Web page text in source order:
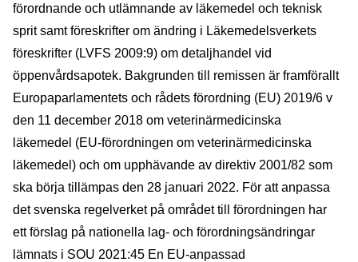
förordnande och utlämnande av läkemedel och teknisk
sprit samt föreskrifter om ändring i Läkemedelsverkets
föreskrifter (LVFS 2009:9) om detaljhandel vid
öppenvårdsapotek. Bakgrunden till remissen är framförallt
Europaparlamentets och rådets förordning (EU) 2019/6 v
den 11 december 2018 om veterinärmedicinska
läkemedel (EU-förordningen om veterinärmedicinska
läkemedel) och om upphävande av direktiv 2001/82 som
ska börja tillämpas den 28 januari 2022. För att anpassa
det svenska regelverket på området till förordningen har
ett förslag på nationella lag- och förordningsändringar
lämnats i SOU 2021:45 En EU-anpassad